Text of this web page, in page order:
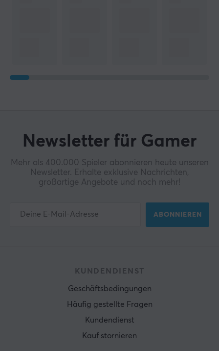
Newsletter für Gamer
Mehr als 400.000 Spieler abonnieren heute unseren
Newsletter. Erhalte exklusive Nachrichten,
großartige Angebote und noch mehr!
ABONNIEREN
KUNDENDIENST
Geschäftsbedingungen
Häufig gestellte Fragen
Kundendienst
Kauf stornieren